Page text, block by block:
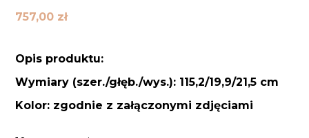
757,00 zł
Opis produktu:
Wymiary (szer./głęb./wys.): 115,2/19,9/21,5 cm
Kolor: zgodnie z załączonymi zdjęciami